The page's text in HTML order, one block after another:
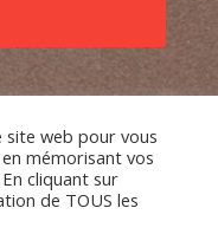
site web pour vous
mémorisant vos
cliquant sur
de TOUS les